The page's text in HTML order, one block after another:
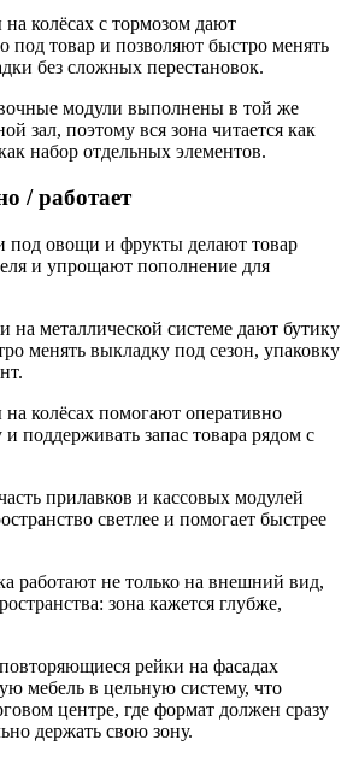
колёсах с тормозом дают
под товар и позволяют быстро менять
без сложных перестановок.
модули выполнены в той же
зал, поэтому вся зона читается как
набор отдельных элементов.
/ работает
овощи и фрукты делают товар
и упрощают пополнение для
металлической системе дают бутику
менять выкладку под сезон, упаковку
колёсах помогают оперативно
и поддерживать запас товара рядом с
прилавков и кассовых модулей
светлее и помогает быстрее
работают не только на внешний вид,
зона кажется глубже,
рейки на фасадах
мебель в цельную систему, что
центре, где формат должен сразу
держать свою зону.